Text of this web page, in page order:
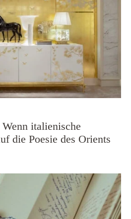
italienische
die Poesie des Orients